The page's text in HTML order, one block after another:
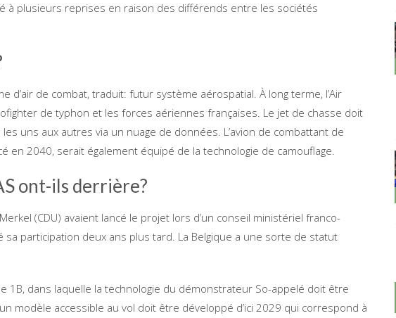
à plusieurs reprises en raison des différends entre les sociétés
d’air de combat, traduit: futur système aérospatial. À long terme, l’Air
de typhon et les forces aériennes françaises. Le jet de chasse doit
uns aux autres via un nuage de données. L’avion de combattant de
en 2040, serait également équipé de la technologie de camouflage.
ont-ils derrière?
(CDU) avaient lancé le projet lors d’un conseil ministériel franco-
sa participation deux ans plus tard. La Belgique a une sorte de statut
1B, dans laquelle la technologie du démonstrateur So-appelé doit être
modèle accessible au vol doit être développé d’ici 2029 qui correspond à